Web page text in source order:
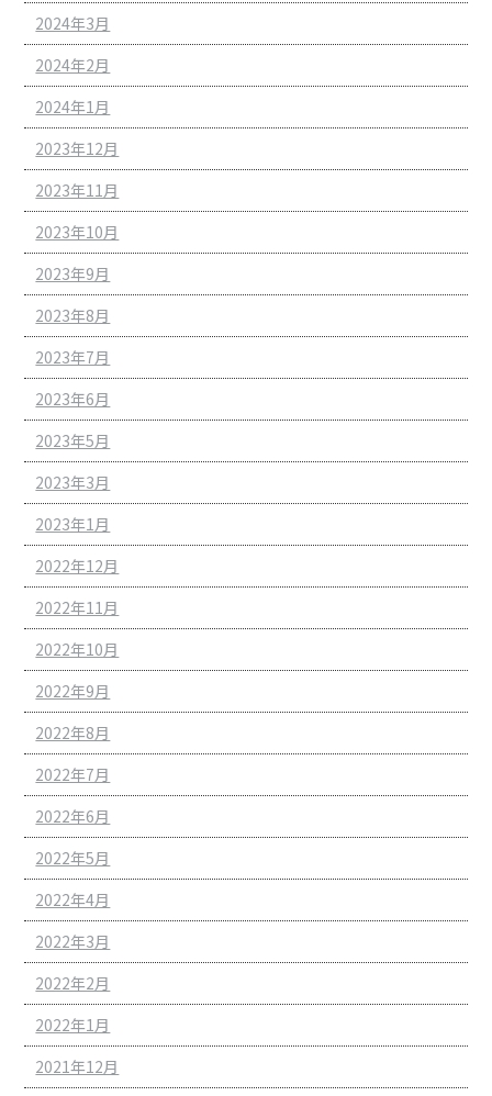
2024年3月
2024年2月
2024年1月
2023年12月
2023年11月
2023年10月
2023年9月
2023年8月
2023年7月
2023年6月
2023年5月
2023年3月
2023年1月
2022年12月
2022年11月
2022年10月
2022年9月
2022年8月
2022年7月
2022年6月
2022年5月
2022年4月
2022年3月
2022年2月
2022年1月
2021年12月